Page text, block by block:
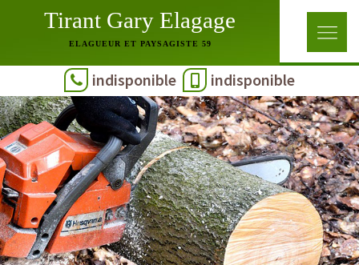
Tirant Gary Elagage
ELAGUEUR ET PAYSAGISTE 59
indisponible indisponible